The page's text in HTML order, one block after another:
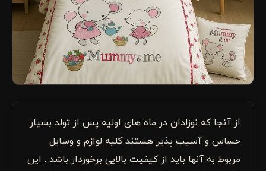
از آنجا که نوزادان در ماه های اولیه پس از تولد بسیار
حساس و آسیب پذیر هستند کلیه لوازم و وسایل
مربوط به آنها باید از کیفیت بالایی برخوردار باشد . این